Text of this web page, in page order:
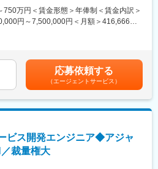
展開が始まっており、医用システム業界
す大きくなっていくと考えられます。
になることへ繋がっていくと当社では考
／産休育休取得率・復職率100％で働き
を研究開発・製造する当社にて、脊椎領
れる固定材）の営業活動、マーケティン
せいたします。
間は1件あたり、２～3.5時間程度です。
を頂いた場合は、自社の開発部門と連
するケースもあります。他部門の営業に
750万円＜賃金形態＞年俸制＜賃金内訳＞
円～7,500,000円＜月額＞416,666円
。半期ごとに予算の達成に応じて支給。
金はあくまでも目安の金額であり、選考を
あります。月給(月額)は固定手当を含めた
応募依頼する
（エージェントサービス）
ビス開発エンジニア◆アジャ
裁量権大